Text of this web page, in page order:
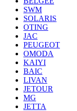
SWM
SOLARIS
OTING
JAC
PEUGEOT
OMODA
KAIYI
BAIC
LIVAN
JETOUR
MG
JETTA